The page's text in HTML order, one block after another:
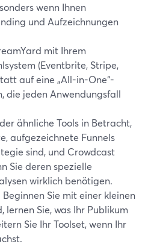
wenn Ihnen
und Aufzeichnungen
mit Ihrem
(Eventbrite, Stripe,
auf eine „All-in-One“-
die jeden Anwendungsfall
ähnliche Tools in Betracht,
aufgezeichnete Funnels
sind, und Crowdcast
Sie deren spezielle
wirklich benötigen.
Sie mit einer kleinen
lernen Sie, was Ihr Publikum
Sie Ihr Toolset, wenn Ihr